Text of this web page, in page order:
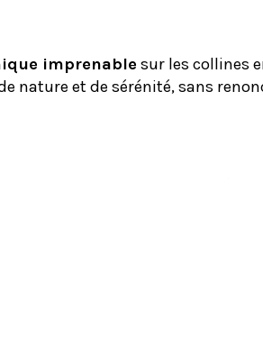
imprenable sur les collines
nature et de sérénité, sans